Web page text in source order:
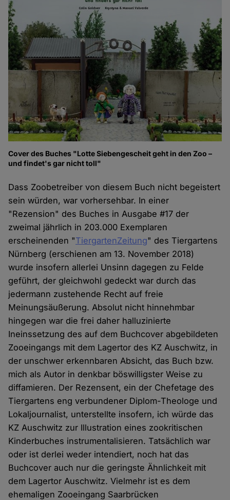
Cover des Buches "Lotte Siebengescheit geht in den Zoo –
und findet's gar nicht toll"
Dass Zoobetreiber von diesem Buch nicht begeistert
sein würden, war vorhersehbar. In einer
"Rezension" des Buches in Ausgabe #17 der
zweimal jährlich in 203.000 Exemplaren
erscheinenden "TiergartenZeitung" des Tiergartens
Nürnberg (erschienen am 13. November 2018)
wurde insofern allerlei Unsinn dagegen zu Felde
geführt, der gleichwohl gedeckt war durch das
jedermann zustehende Recht auf freie
Meinungsäußerung. Absolut nicht hinnehmbar
hingegen war die frei daher halluzinierte
Ineinssetzung des auf dem Buchcover abgebildeten
Zooeingangs mit dem Lagertor des KZ Auschwitz, in
der unschwer erkennbaren Absicht, das Buch bzw.
mich als Autor in denkbar böswilligster Weise zu
diffamieren. Der Rezensent, ein der Chefetage des
Tiergartens eng verbundener Diplom-Theologe und
Lokaljournalist, unterstellte insofern, ich würde das
KZ Auschwitz zur Illustration eines zookritischen
Kinderbuches instrumentalisieren. Tatsächlich war
oder ist derlei weder intendiert, noch hat das
Buchcover auch nur die geringste Ähnlichkeit mit
dem Lagertor Auschwitz. Vielmehr ist es dem
ehemaligen Zooeingang Saarbrücken